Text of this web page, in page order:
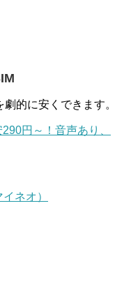
的に安くできます。
円～！音声あり、
ネオ）